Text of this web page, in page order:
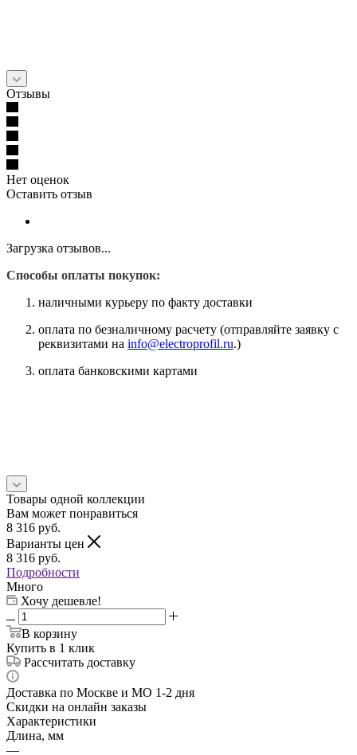
Отзывы
Нет оценок
Оставить отзыв
Загрузка отзывов...
Способы оплаты покупок:
наличными курьеру по факту доставки
оплата по безналичному расчету (отправляйте заявку с
реквизитами на info@electroprofil.ru.)
оплата банковскими картами
Товары одной коллекции
Вам может понравиться
8 316 руб.
Варианты цен
8 316 руб.
Подробности
Много
Хочу дешевле!
В корзину
Купить в 1 клик
Рассчитать доставку
Доставка по Москве и МО 1-2 дня
Скидки на онлайн заказы
Характеристики
Длина, мм
—